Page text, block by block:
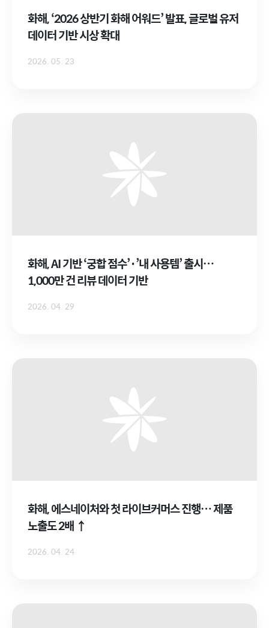
화해, ‘2026 상반기 화해 어워드’ 발표, 글로벌 유저
데이터 기반 시상 확대
2026. 05. 23
화해, AI 기반 ‘궁합 점수’·’내 사용템’ 출시…
1,000만 건 리뷰 데이터 기반
2026. 04. 29
화해, 에스네이처와 첫 라이브커머스 진행… 제품
노출도 2배 ↑
2026. 04. 24